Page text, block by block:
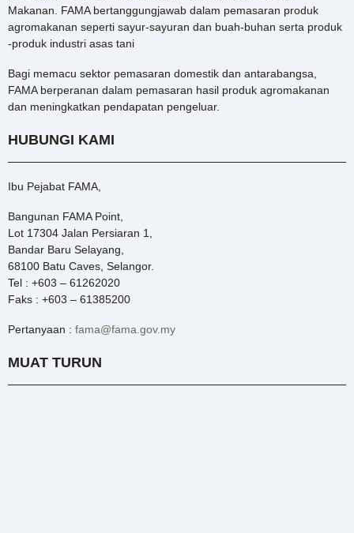
Makanan. FAMA bertanggungjawab dalam pemasaran produk
agromakanan seperti sayur-sayuran dan buah-buhan serta produk
-produk industri asas tani
Bagi memacu sektor pemasaran domestik dan antarabangsa,
FAMA berperanan dalam pemasaran hasil produk agromakanan
dan meningkatkan pendapatan pengeluar.
HUBUNGI KAMI
Ibu Pejabat FAMA,
Bangunan FAMA Point,
Lot 17304 Jalan Persiaran 1,
Bandar Baru Selayang,
68100 Batu Caves, Selangor.
Tel : +603 – 61262020
Faks : +603 – 61385200
Pertanyaan : fama@fama.gov.my
MUAT TURUN